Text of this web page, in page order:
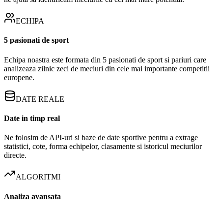
ECHIPA
5 pasionati de sport
Echipa noastra este formata din 5 pasionati de sport si pariuri care
analizeaza zilnic zeci de meciuri din cele mai importante competitii
europene.
DATE REALE
Date in timp real
Ne folosim de API-uri si baze de date sportive pentru a extrage
statistici, cote, forma echipelor, clasamente si istoricul meciurilor
directe.
ALGORITMI
Analiza avansata